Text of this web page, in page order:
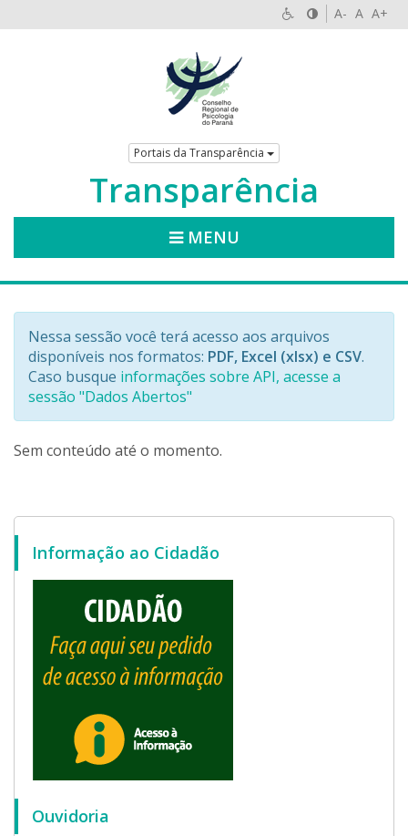
A- A A+
Portais da Transparência
Transparência
MENU
Nessa sessão você terá acesso aos arquivos
disponíveis nos formatos: PDF, Excel (xlsx) e CSV.
Caso busque informações sobre API, acesse a
sessão "Dados Abertos"
Sem conteúdo até o momento.
Informação ao Cidadão
Ouvidoria